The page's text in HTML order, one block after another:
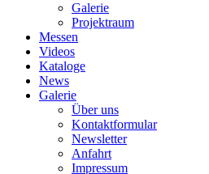
Galerie
Projektraum
Messen
Videos
Kataloge
News
Galerie
Über uns
Kontaktformular
Newsletter
Anfahrt
Impressum